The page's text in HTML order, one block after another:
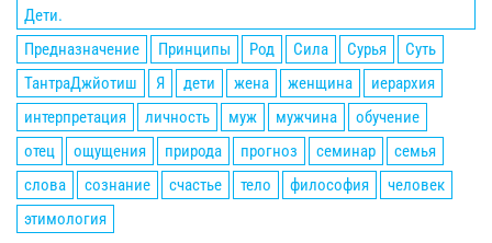
Дети.
Предназначение
Принципы Род Сила Сурья
Суть
ТантраДжйотиш
Я дети жена женщина
иерархия
интерпретация
личность муж мужчина
обучение
отец
ощущения природа прогноз семинар
семья
слова
сознание счастье тело философия
человек
этимология